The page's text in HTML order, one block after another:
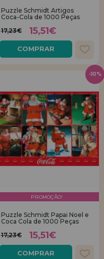
Puzzle Schmidt Artigos
Coca-Cola de 1000 Peças
17,23€
15,51€
COMPRAR
PROMOÇÃO!
Puzzle Schmidt Papai Noel e
Coca Cola de 1000 Peças
17,23€
15,51€
COMPRAR
-10%